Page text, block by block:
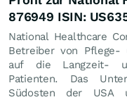
876949 ISIN:
National Healthcare
Betreiber von Pflege-
auf die Langzeit-
Patienten. Das
Südosten der USA